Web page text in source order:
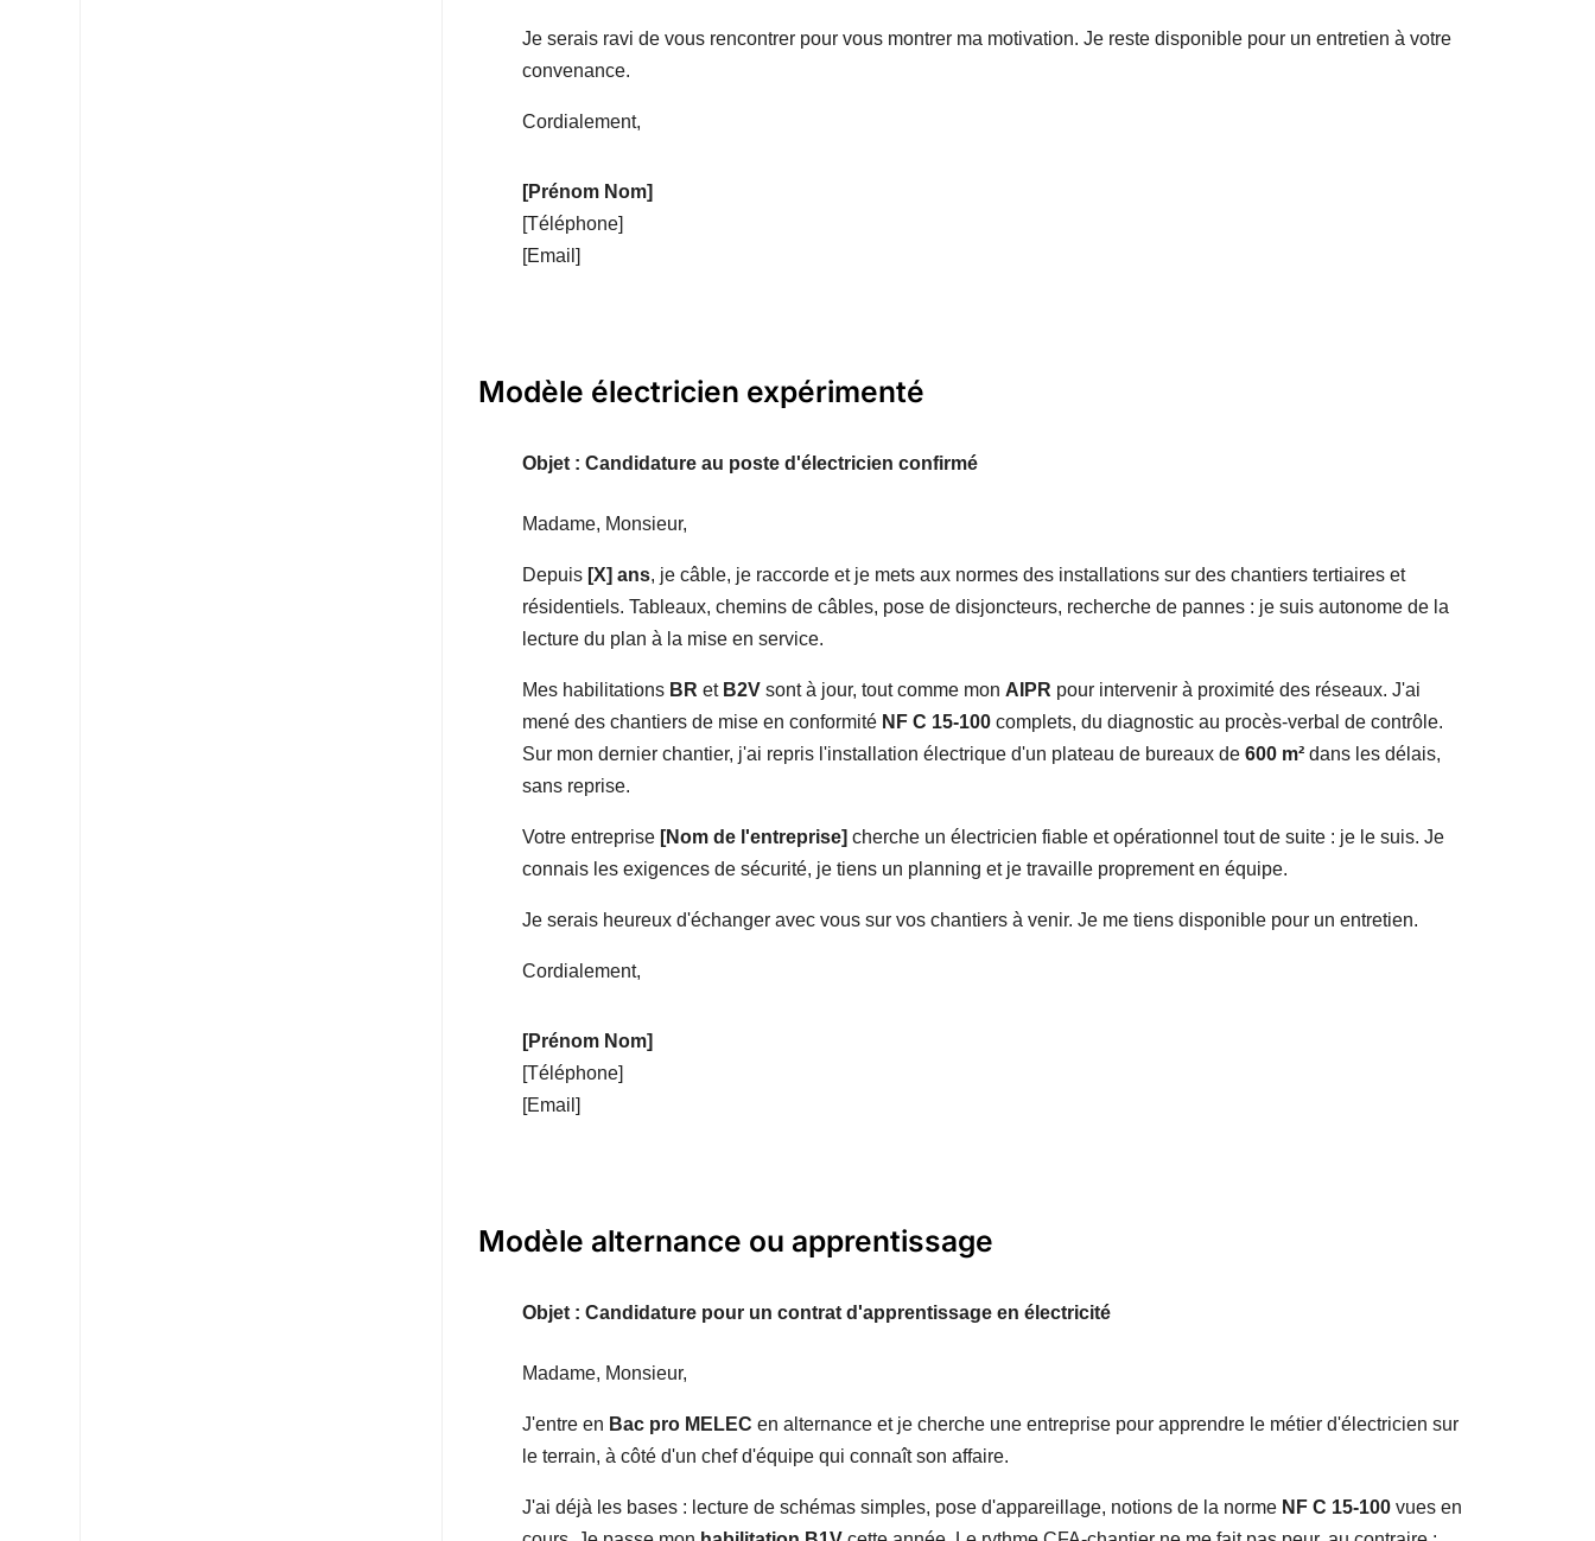
Je serais ravi de vous rencontrer pour vous montrer ma motivation. Je reste disponible pour un entretien à votre
convenance.
Cordialement,
[Prénom Nom]
[Téléphone]
[Email]
Modèle électricien expérimenté
Objet : Candidature au poste d'électricien confirmé
Madame, Monsieur,
Depuis [X] ans, je câble, je raccorde et je mets aux normes des installations sur des chantiers tertiaires et
résidentiels. Tableaux, chemins de câbles, pose de disjoncteurs, recherche de pannes : je suis autonome de la
lecture du plan à la mise en service.
Mes habilitations BR et B2V sont à jour, tout comme mon AIPR pour intervenir à proximité des réseaux. J'ai
mené des chantiers de mise en conformité NF C 15-100complets, du diagnostic au procès-verbal de contrôle.
Sur mon dernier chantier, j'ai repris l'installation électrique d'un plateau de bureaux de 600 m²dans les délais,
sans reprise.
Votre entreprise [Nom de l'entreprise] cherche un électricien fiable et opérationnel tout de suite : je le suis. Je
connais les exigences de sécurité, je tiens un planning et je travaille proprement en équipe.
Je serais heureux d'échanger avec vous sur vos chantiers à venir. Je me tiens disponible pour un entretien.
Cordialement,
[Prénom Nom]
[Téléphone]
[Email]
Modèle alternance ou apprentissage
Objet : Candidature pour un contrat d'apprentissage en électricité
Madame, Monsieur,
J'entre en Bac pro MELEC en alternance et je cherche une entreprise pour apprendre le métier d'électricien sur
le terrain, à côté d'un chef d'équipe qui connaît son affaire.
J'ai déjà les bases : lecture de schémas simples, pose d'appareillage, notions de la norme NF C 15-100vues en